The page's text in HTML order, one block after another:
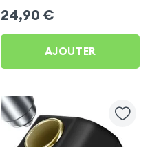
Charge Rapide et
Synchronisation - Blanc
pour Huawei P60 Pro
24,90 €
AJOUTER